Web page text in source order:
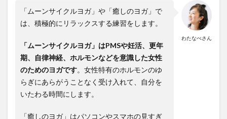
わたなべさん
「ムーンサイクルヨガ」や「癒しのヨガ」で
は、積極的にリラックスする練習をします。
「ムーンサイクルヨガ」はPMSや妊活、更年
期、自律神経、ホルモンなどを意識した女性
のためのヨガです。 女性特有のホルモンのゆ
らぎにあらがうことなく受け入れて、自分を
いたわる時間にします。
「癒しのヨガ」はパソコンやスマホの見すぎ